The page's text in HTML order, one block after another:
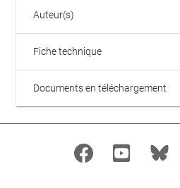
Auteur(s)
Fiche technique
Documents en téléchargement